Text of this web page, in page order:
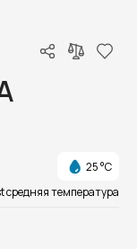
25 °C
средняя температура